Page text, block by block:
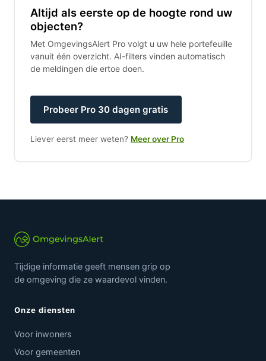
Altijd als eerste op de hoogte rond uw
objecten?
Met OmgevingsAlert Pro volgt u uw hele portefeuille
vanuit één overzicht. AI-filters vinden automatisch
de meldingen die ertoe doen.
Probeer Pro 30 dagen gratis
Liever eerst meer weten? Meer over Pro
Tijdige informatie geeft mensen grip op
de omgeving die ze waardevol vinden.
Onze diensten
Voor inwoners
Voor gemeenten